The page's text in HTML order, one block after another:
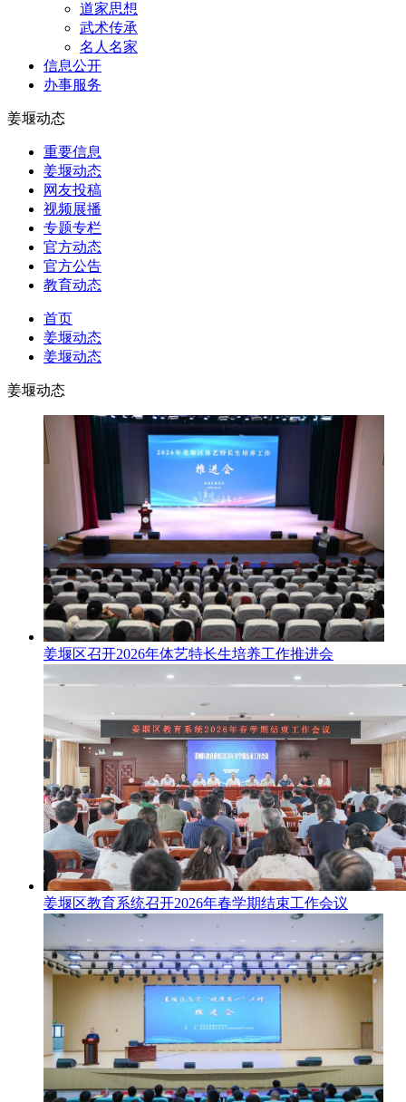
道家思想
武术传承
名人名家
信息公开
办事服务
姜堰动态
重要信息
姜堰动态
网友投稿
视频展播
专题专栏
官方动态
官方公告
教育动态
首页
姜堰动态
姜堰动态
姜堰动态
姜堰区召开2026年体艺特长生培养工作推进会
姜堰区教育系统召开2026年春学期结束工作会议